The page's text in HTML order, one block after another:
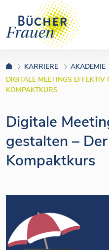
KARRIERE
AKADEMIE
DIGITALE MEETINGS
KOMPAKTKURS
Digitale
gestalten –
Kompaktkurs